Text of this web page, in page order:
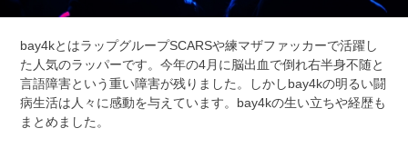
bay4kとはラップグループSCARSや練マザファッカーで活躍し
た人気のラッパーです。今年の4月に脳出血で倒れ右半身不随と
言語障害という重い障害が残りました。しかしbay4kの明るい闘
病生活は人々に感動を与えています。bay4kの生い立ちや経歴も
まとめました。